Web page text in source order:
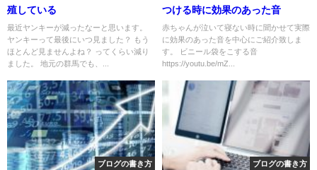
殖している
最近ヤンキーが減ったなーと思います。
ヤンキーって最後にいつ見ました？ もう
ほとんど見ませんよね？ ってくらい減り
ました。 地元の群馬でも、...
つける時に効果のあった音
赤ちゃんが泣いて寝ない時に聞かせて実際
に効果のあった音を中心にご紹介致しま
す。 ビニール袋をこする音
https://youtu.be/mZ...
ブログの書き方 ブログの書き方